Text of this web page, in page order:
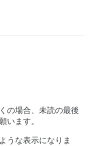
の場合、未読の最後
います。
うな表示になりま